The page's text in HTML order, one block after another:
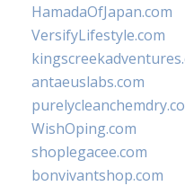
HamadaOfJapan.com
VersifyLifestyle.com
antaeuslabs.com
WishOping.com
shoplegacee.com
bonvivantshop.com